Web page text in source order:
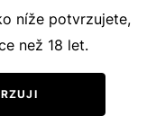
níže potvrzujete,
než 18 let.